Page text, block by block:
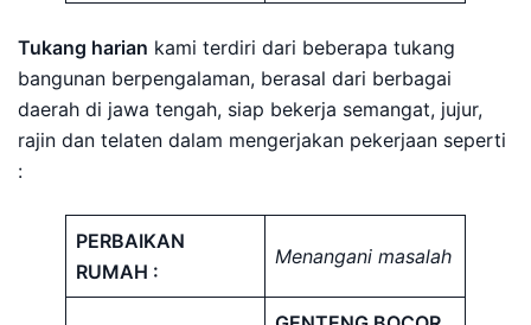
Tukang harian kami terdiri dari beberapa tukang
bangunan berpengalaman, berasal dari berbagai
daerah di jawa tengah, siap bekerja semangat, jujur,
rajin dan telaten dalam mengerjakan pekerjaan seperti
:
PERBAIKAN
RUMAH :
Menangani masalah